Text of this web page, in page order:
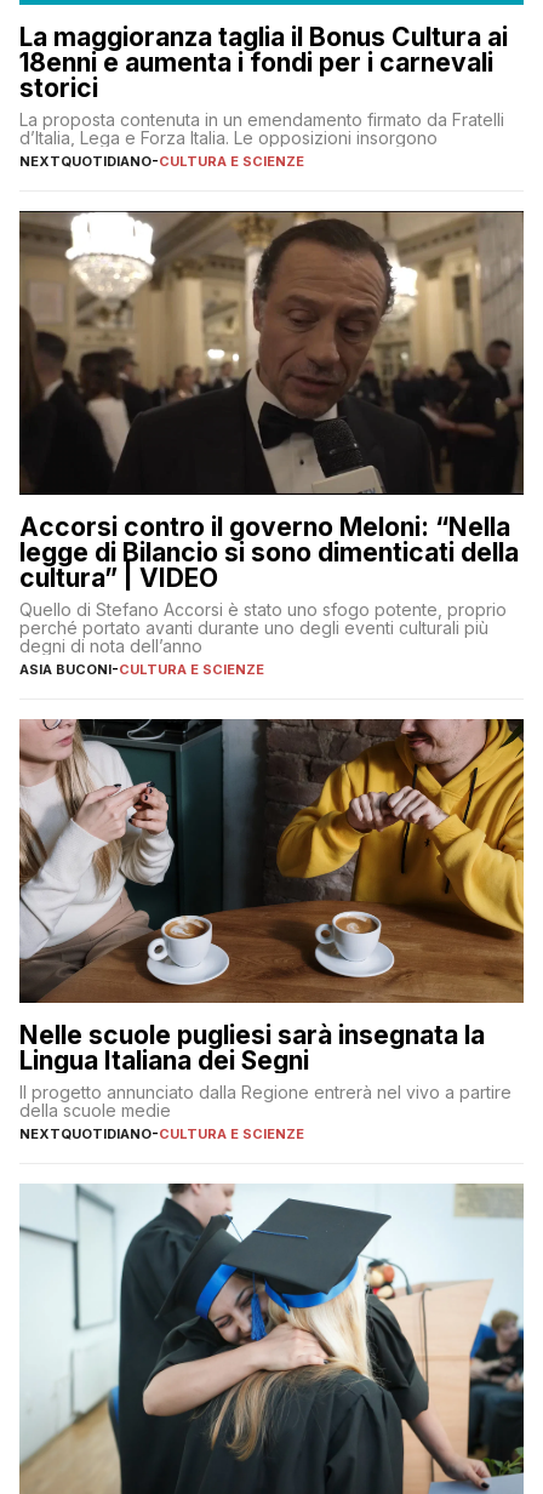
La maggioranza taglia il Bonus Cultura ai
18enni e aumenta i fondi per i carnevali
storici
La proposta contenuta in un emendamento firmato da Fratelli
d’Italia, Lega e Forza Italia. Le opposizioni insorgono
NEXTQUOTIDIANO-CULTURA E SCIENZE
Accorsi contro il governo Meloni: “Nella
legge di Bilancio si sono dimenticati della
cultura” | VIDEO
Quello di Stefano Accorsi è stato uno sfogo potente, proprio
perché portato avanti durante uno degli eventi culturali più
degni di nota dell’anno
ASIA BUCONI-CULTURA E SCIENZE
Nelle scuole pugliesi sarà insegnata la
Lingua Italiana dei Segni
Il progetto annunciato dalla Regione entrerà nel vivo a partire
della scuole medie
NEXTQUOTIDIANO-CULTURA E SCIENZE